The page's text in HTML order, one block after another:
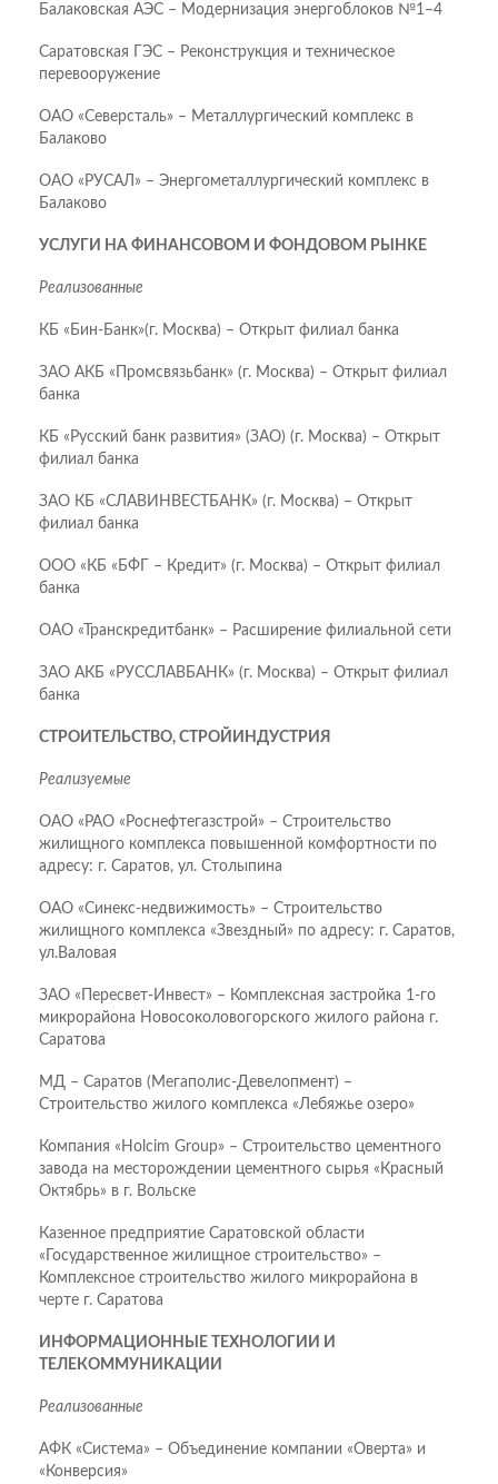
Балаковская АЭС – Модернизация энергоблоков №1–4
Саратовская ГЭС – Реконструкция и техническое
перевооружение
ОАО «Северсталь» – Металлургический комплекс в
Балаково
ОАО «РУСАЛ» – Энергометаллургический комплекс в
Балаково
УСЛУГИ НА ФИНАНСОВОМ И ФОНДОВОМ РЫНКЕ
Реализованные
КБ «Бин-Банк»(г. Москва) – Открыт филиал банка
ЗАО АКБ «Промсвязьбанк» (г. Москва) – Открыт филиал
банка
КБ «Русский банк развития» (ЗАО) (г. Москва) – Открыт
филиал банка
ЗАО КБ «СЛАВИНВЕСТБАНК» (г. Москва) – Открыт
филиал банка
ООО «КБ «БФГ – Кредит» (г. Москва) – Открыт филиал
банка
ОАО «Транскредитбанк» – Расширение филиальной сети
ЗАО АКБ «РУССЛАВБАНК» (г. Москва) – Открыт филиал
банка
СТРОИТЕЛЬСТВО, СТРОЙИНДУСТРИЯ
Реализуемые
ОАО «РАО «Роснефтегазстрой» – Строительство
жилищного комплекса повышенной комфортности по
адресу: г. Саратов, ул. Столыпина
ОАО «Синекс-недвижимость» – Строительство
жилищного комплекса «Звездный» по адресу: г. Саратов,
ул.Валовая
ЗАО «Пересвет-Инвест» – Комплексная застройка 1-го
микрорайона Новосоколовогорского жилого района г.
Саратова
МД – Саратов (Мегаполис-Девелопмент) –
Строительство жилого комплекса «Лебяжье озеро»
Компания «Holcim Group» – Строительство цементного
завода на месторождении цементного сырья «Красный
Октябрь» в г. Вольске
Казенное предприятие Саратовской области
«Государственное жилищное строительство» –
Комплексное строительство жилого микрорайона в
черте г. Саратова
ИНФОРМАЦИОННЫЕ ТЕХНОЛОГИИ И
ТЕЛЕКОММУНИКАЦИИ
Реализованные
АФК «Система» – Объединение компании «Оверта» и
«Конверсия»